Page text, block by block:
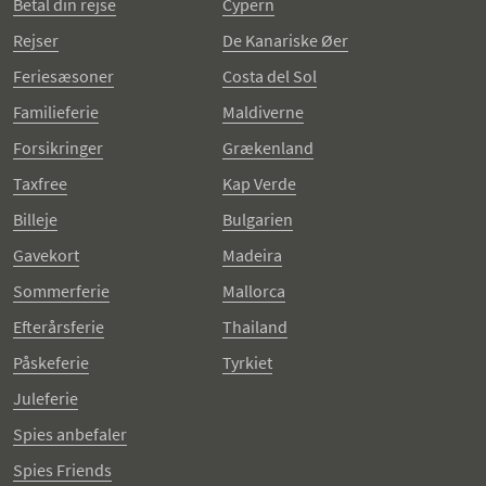
Betal din rejse
Rejser
Feriesæsoner
Familieferie
Forsikringer
Taxfree
Billeje
Gavekort
Sommerferie
Efterårsferie
Påskeferie
Juleferie
Spies anbefaler
Spies Friends
Cypern
De Kanariske Øer
Costa del Sol
Maldiverne
Grækenland
Kap Verde
Bulgarien
Madeira
Mallorca
Thailand
Tyrkiet